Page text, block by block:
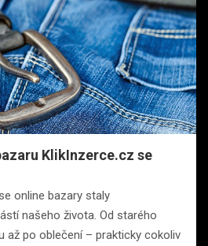
KlikInzerce.cz se
online bazary staly
našeho života. Od starého
až po oblečení – prakticky cokoliv